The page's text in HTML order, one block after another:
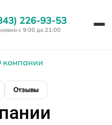
226-93-53
с 9:00 до 21:00
компании
Отзывы